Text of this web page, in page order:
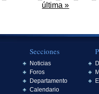
última »
Secciones
Noticias
Foros
Departamento
Calendario